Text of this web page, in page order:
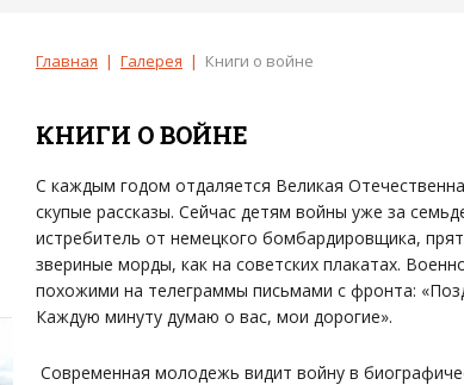
Главная | Галерея | Книги о войне
КНИГИ О ВОЙНЕ
С каждым годом отдаляется Великая
скупые рассказы. Сейчас детям войны уже за
истребитель от немецкого бомбардировщика,
звериные морды, как на советских плакатах.
похожими на телеграммы письмами с фронта:
Каждую минуту думаю о вас, мои дорогие».
Современная молодежь видит войну в